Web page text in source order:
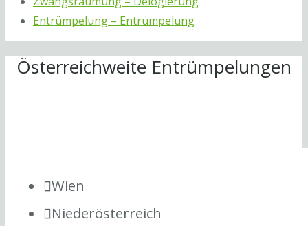
Entrümpelung – Entrümpelung
Österreichweite Entrümpelungen
Wien
Niederösterreich